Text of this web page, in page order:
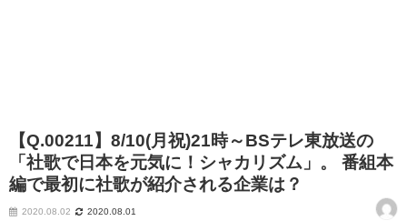
【Q.00211】8/10(月祝)21時～BSテレ東放送の
「社歌で日本を元気に！シャカリズム」。 番組本
編で最初に社歌が紹介される企業は？
2020.08.02 2020.08.01